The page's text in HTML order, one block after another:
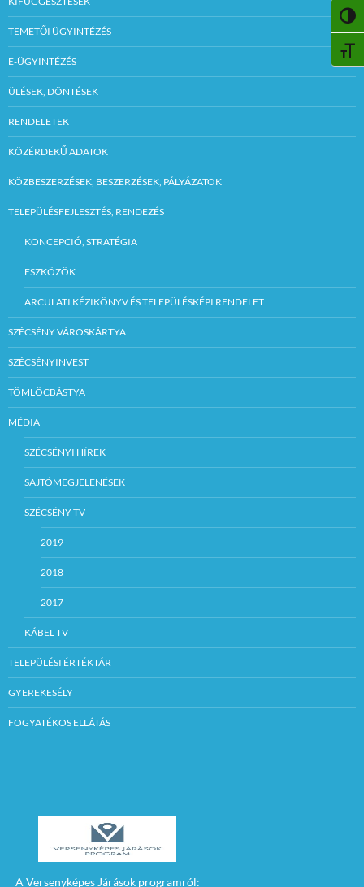
TEMETŐI ÜGYINTÉZÉS
E-ÜGYINTÉZÉS
ÜLÉSEK, DÖNTÉSEK
RENDELETEK
KÖZÉRDEKŰ ADATOK
KÖZBESZERZÉSEK, BESZERZÉSEK, PÁLYÁZATOK
TELEPÜLÉSFEJLESZTÉS, RENDEZÉS
KONCEPCIÓ, STRATÉGIA
ESZKÖZÖK
ARCULATI KÉZIKÖNYV ÉS TELEPÜLÉSKÉPI RENDELET
SZÉCSÉNY VÁROSKÁRTYA
SZÉCSÉNYINVEST
TÖMLÖCBÁSTYA
MÉDIA
SZÉCSÉNYI HÍREK
SAJTÓMEGJELENÉSEK
SZÉCSÉNY TV
2019
2018
2017
KÁBEL TV
TELEPÜLÉSI ÉRTÉKTÁR
GYEREKESÉLY
FOGYATÉKOS ELLÁTÁS
A Versenyképes Járások programról: